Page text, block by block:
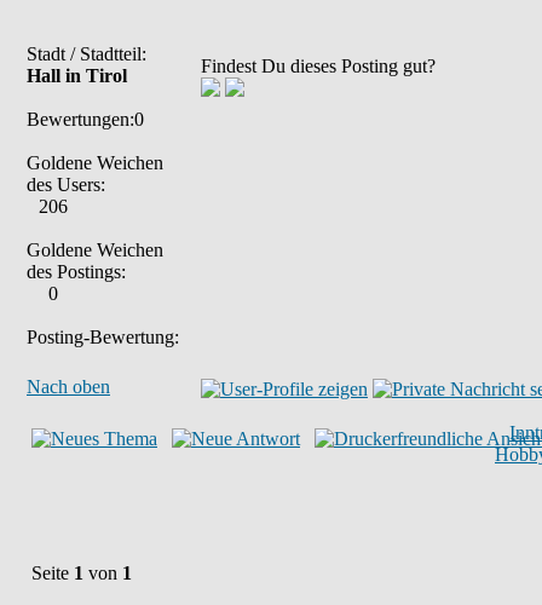
Stadt / Stadtteil:
Hall in Tirol
Bewertungen:0
Goldene Weichen
des Users:
206
Goldene Weichen
des Postings:
0
Posting-Bewertung:
Findest Du dieses Posting gut?
Nach oben
Seite 1 von 1